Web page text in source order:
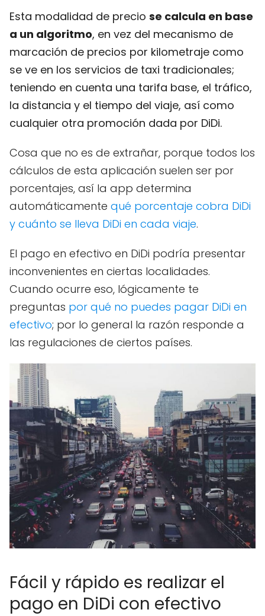
Esta modalidad de precio se calcula en base
a un algoritmo, en vez del mecanismo de
marcación de precios por kilometraje como
se ve en los servicios de taxi tradicionales;
teniendo en cuenta una tarifa base, el tráfico,
la distancia y el tiempo del viaje, así como
cualquier otra promoción dada por DiDi.
Cosa que no es de extrañar, porque todos los
cálculos de esta aplicación suelen ser por
porcentajes, así la app determina
automáticamente qué porcentaje cobra DiDi
y cuánto se lleva DiDi en cada viaje.
El pago en efectivo en DiDi podría presentar
inconvenientes en ciertas localidades.
Cuando ocurre eso, lógicamente te
preguntas por qué no puedes pagar DiDi en
efectivo; por lo general la razón responde a
las regulaciones de ciertos países.
Fácil y rápido es realizar el
pago en DiDi con efectivo